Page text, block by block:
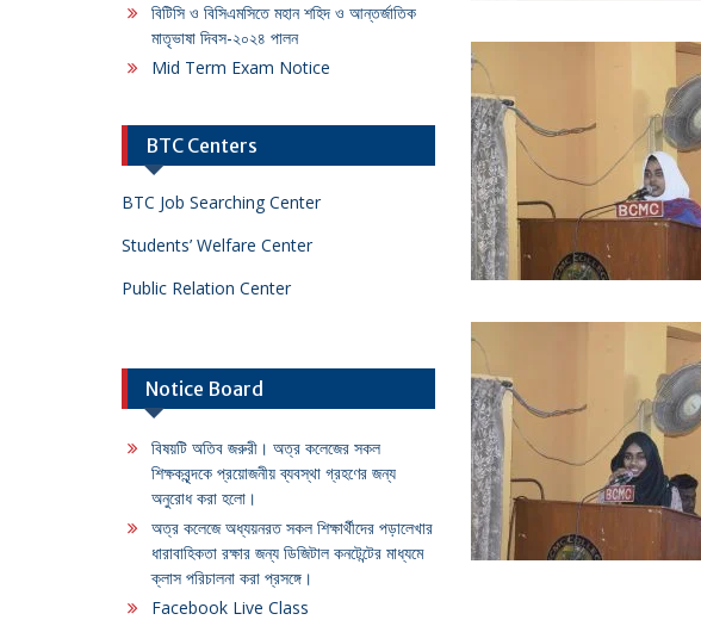
বিটিসি ও বিসিএমসিতে মহান শহিদ ও আন্তর্জাতিক
মাতৃভাষা দিবস-২০২৪ পালন
Mid Term Exam Notice
BTC Centers
BTC Job Searching Center
Students’ Welfare Center
Public Relation Center
Notice Board
বিষয়টি অতিব জরুরী। অত্র কলেজের সকল
শিক্ষকবৃন্দকে প্রয়োজনীয় ব্যবস্থা গ্রহণের জন্য
অনুরোধ করা হলো।
অত্র কলেজে অধ্যয়নরত সকল শিক্ষার্থীদের পড়ালেখার
ধারাবাহিকতা রক্ষার জন্য ডিজিটাল কনটেন্টের মাধ্যমে
ক্লাস পরিচালনা করা প্রসঙ্গে।
Facebook Live Class